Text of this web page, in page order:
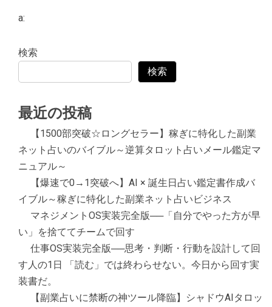
a:
検索
検索
最近の投稿
【1500部突破☆ロングセラー】稼ぎに特化した副業
ネット占いのバイブル～逆算タロット占いメール鑑定マ
ニュアル～
【爆速で0→1突破へ】AI × 誕生日占い鑑定書作成バ
イブル～稼ぎに特化した副業ネット占いビジネス
マネジメントOS実装完全版──「自分でやった方が早
い」を捨ててチームで回す
仕事OS実装完全版──思考・判断・行動を設計して回
す人の1日 「読む」では終わらせない。今日から回す実
装書だ。
【副業占いに禁断の神ツール降臨】シャドウAIタロッ